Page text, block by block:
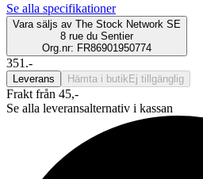
Se alla specifikationer
Vara säljs av The Stock Network SE
8 rue du Sentier
Org.nr: FR86901950774
351.-
Leverans Hämta i butik Ej tillgänglig
Frakt från 45,-
Se alla leveransalternativ i kassan